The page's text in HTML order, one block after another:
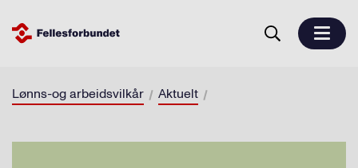
Lønns-og arbeidsvilkår Aktuelt